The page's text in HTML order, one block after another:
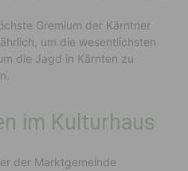
Gremium der Kärntner
um die wesentlichsten
die Jagd in Kärnten zu
im Kulturhaus
der Marktgemeinde